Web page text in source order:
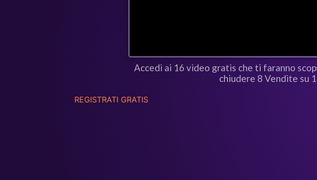
Accedi ai 16 video gratis che ti faranno
chiudere 8 Vendite su
REGISTRATI GRATIS